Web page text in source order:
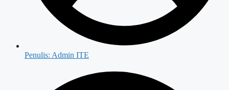
Penulis: Admin ITE